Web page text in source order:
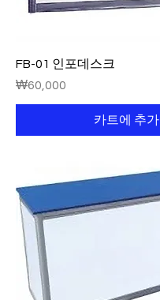
FB-01 인포데스크
가격
₩60,000
카트에 추가